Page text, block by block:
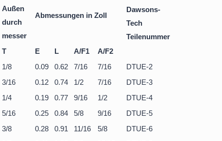
Außen
durch
messer
Abmessungen in Zoll
Dawsons-
Tech
Teilenummer
T
E L A/F1
A/F2
1/8
0.09 0.62 7/16 7/16
DTUE-2
3/16
0.12 0.74 1/2 7/16
DTUE-3
1/4
0.19 0.77 9/16 1/2
DTUE-4
5/16
0.25 0.84 5/8 9/16
DTUE-5
3/8
0.28 0.91 11/16 5/8
DTUE-6